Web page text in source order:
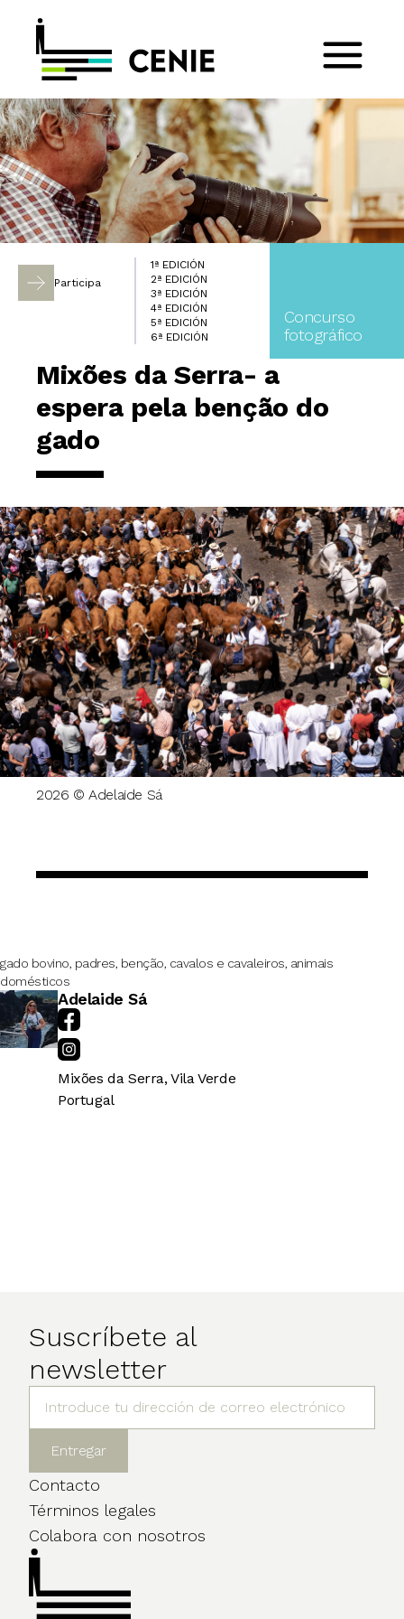
Participa
1ª EDICIÓN
2ª EDICIÓN
3ª EDICIÓN
4ª EDICIÓN
5ª EDICIÓN
6ª EDICIÓN
Concurso
fotográfico
Mixões da Serra- a
espera pela benção do
gado
2026 © Adelaide Sá
gado bovino, padres, benção, cavalos e cavaleiros, animais
domésticos
Adelaide Sá
Mixões da Serra, Vila Verde
Portugal
Suscríbete al
newsletter
Contacto
Términos legales
Colabora con nosotros